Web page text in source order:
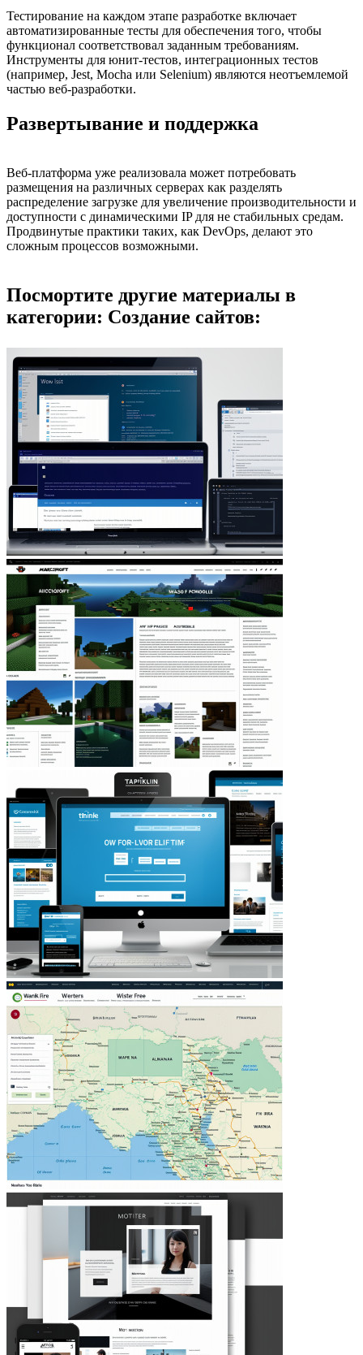
Тестирование на каждом этапе разработке включает
автоматизированные тесты для обеспечения того, чтобы
функционал соответствовал заданным требованиям.
Инструменты для юнит-тестов, интеграционных тестов
(например, Jest, Mocha или Selenium) являются неотъемлемой
частью веб-разработки.
Развертывание и поддержка
Веб-платформа уже реализовала может потребовать
размещения на различных серверах как разделять
распределение загрузке для увеличение производительности и
доступности с динамическими IP для не стабильных средам.
Продвинутые практики таких, как DevOps, делают это
сложным процессов возможными.
Посмортите другие материалы в
категории: Создание сайтов: